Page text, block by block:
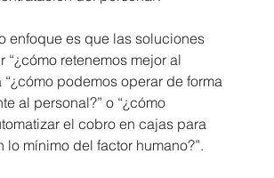
enfoque es que las soluciones
“¿cómo retenemos mejor al
“¿cómo podemos operar de forma
al personal?” o “¿cómo
el cobro en cajas para
lo mínimo del factor humano?”.